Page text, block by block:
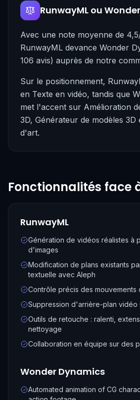
RunwayML ou
Avec une note moyenne de
RunwayML devance Wonder
106 avis) auprès de notre
Sur le positionnement,
en Texte en vidéo, tandis que
met l'accent sur Amélioration
3D, Générateur de modèles 3D
d'art.
Fonctionnalités face
RunwayML
Génération de vidéos réalistes à
d'images
Modification de plans existants
textuelle avec Aleph
Contrôle précis des mouvements
Suppression d'arrière-plan vidéo
Outils de retouche : ralenti,
nettoyage
Collaboration en équipe sur des
Wonder Dynamics
Automated animation of CG